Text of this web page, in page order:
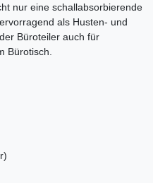
nur eine schallabsorbierende
als Husten- und
Büroteiler auch für
Bürotisch.